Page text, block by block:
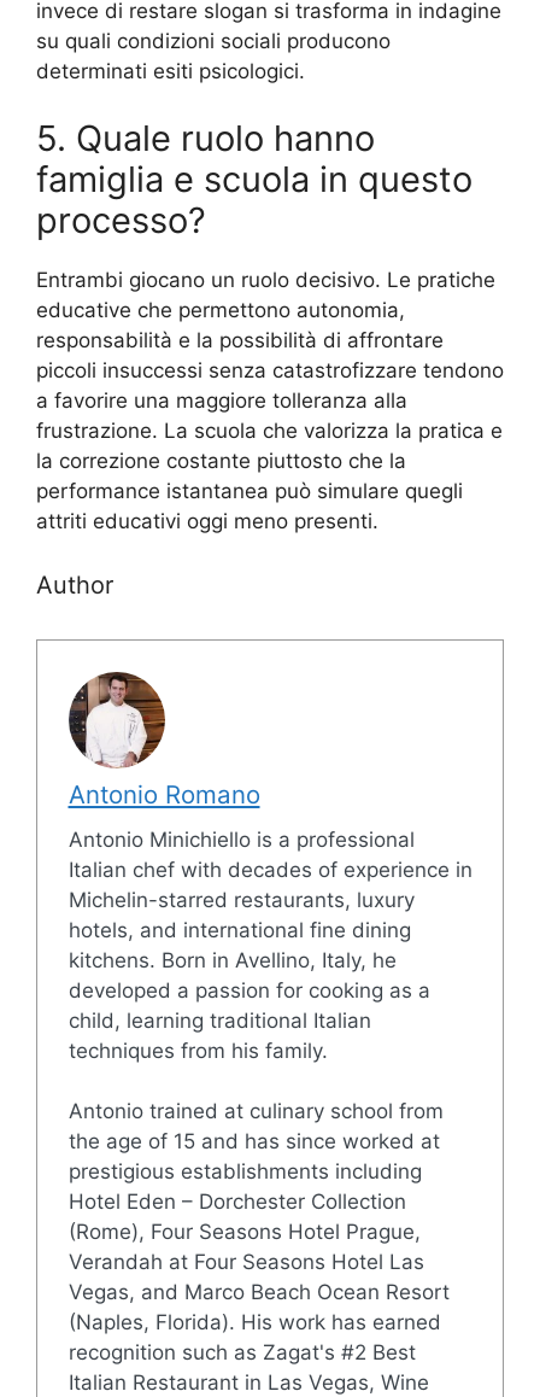
invece di restare slogan si trasforma in indagine
su quali condizioni sociali producono
determinati esiti psicologici.
5. Quale ruolo hanno
famiglia e scuola in questo
processo?
Entrambi giocano un ruolo decisivo. Le pratiche
educative che permettono autonomia,
responsabilità e la possibilità di affrontare
piccoli insuccessi senza catastrofizzare tendono
a favorire una maggiore tolleranza alla
frustrazione. La scuola che valorizza la pratica e
la correzione costante piuttosto che la
performance istantanea può simulare quegli
attriti educativi oggi meno presenti.
Author
Antonio Romano
Antonio Minichiello is a professional
Italian chef with decades of experience in
Michelin-starred restaurants, luxury
hotels, and international fine dining
kitchens. Born in Avellino, Italy, he
developed a passion for cooking as a
child, learning traditional Italian
techniques from his family.
Antonio trained at culinary school from
the age of 15 and has since worked at
prestigious establishments including
Hotel Eden – Dorchester Collection
(Rome), Four Seasons Hotel Prague,
Verandah at Four Seasons Hotel Las
Vegas, and Marco Beach Ocean Resort
(Naples, Florida). His work has earned
recognition such as Zagat's #2 Best
Italian Restaurant in Las Vegas, Wine